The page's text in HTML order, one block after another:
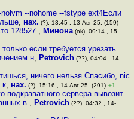
--nohome --fstype ext4Если
, нах. (?), 13:45 , 13-Авг-25, (159)
128527 , Минона(ok), 09:14 , 15-
если требуется урезать
н, Petrovich(??), 04:04 , 14-
ничего нельзя Спасибо, nic
к, нах. (?), 15:16 , 14-Авг-25, (291) +1
подкраватного сервера вывозит
в , Petrovich(??), 04:32 , 14-